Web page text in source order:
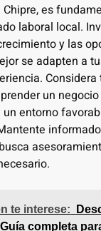
es
laboral local.
y las
se adapten a
un
entorno
te interese:
completa